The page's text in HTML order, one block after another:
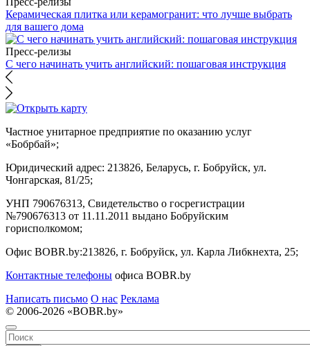
Керамическая плитка или керамогранит: что лучше выбрать
для вашего дома
Пресс-релизы
С чего начинать учить английский: пошаговая инструкция
Частное унитарное предприятие по оказанию услуг
«Бобрбай»;
Юридический адрес: 213826, Беларусь, г. Бобруйск, ул.
Чонгарская, 81/25;
УНП 790676313, Свидетельство о госрегистрации
№790676313 от 11.11.2011 выдано Бобруйским
горисполкомом;
Офис BOBR.by:213826, г. Бобруйск, ул. Карла Либкнехта, 25;
Контактные телефоны офиса BOBR.by
Написать письмо О нас Реклама
© 2006-2026 «BOBR.by»